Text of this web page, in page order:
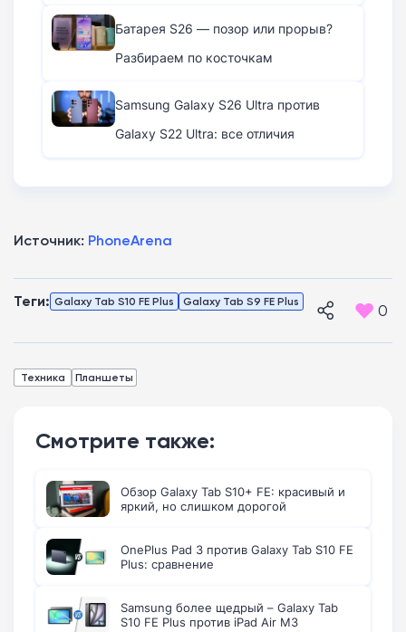
Батарея S26 — позор или прорыв?
Разбираем по косточкам
Samsung Galaxy S26 Ultra против
Galaxy S22 Ultra: все отличия
Источник: PhoneArena
Теги: Galaxy Tab S10 FE Plus Galaxy Tab S9 FE Plus 0
Техника Планшеты
Смотрите также:
Обзор Galaxy Tab S10+ FE: красивый и
яркий, но слишком дорогой
OnePlus Pad 3 против Galaxy Tab S10 FE
Plus: сравнение
Samsung более щедрый – Galaxy Tab
S10 FE Plus против iPad Air M3